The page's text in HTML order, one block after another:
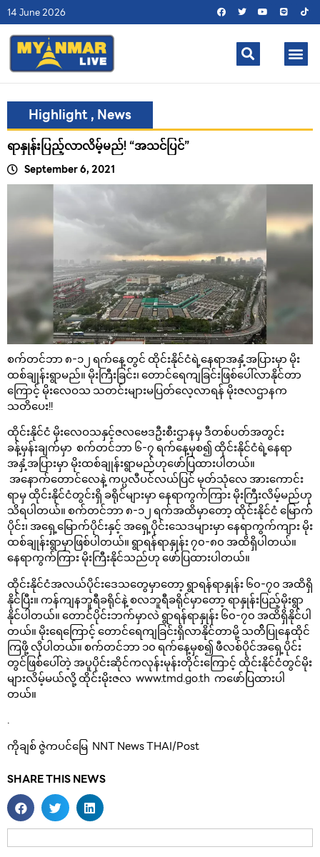
14 June 2026
Highlight, News
ရာနှုန်းပြည့်လာလိမ့်မည်! “အသင်ပြင်”
September 6, 2021
စက်တင်ဘာ ၈-၁၂ ရက်နေ့တွင် ထိုင်းနိုင်ငံရဲ့နေရာအနှံ့အပြားမှာ မိုး
ထစ်ချုန်းရွာမည်။ မိုးကြီးခြင်း၊ တောင်ရေကျခြင်းဖြစ်ပေါ်လာနိုင်တာ
ကြောင့် မိုးလေဝသ သတင်းများမပြတ်လေ့လာရန် မိုးဇလဌာနက
သတိပေး!!
ထိုင်းနိုင်ငံ မိုးလေဝသနှင့်ဇလဗေဒဦးစီးဌာနမှ ဒီတစ်ပတ်အတွင်း
ခန့်မှန်းချက်မှာ စက်တင်ဘာ ၆-၇ ရက်နေ့မှစ၍ ထိုင်းနိုင်ငံရဲ့နေရာ
အနှံ့အပြားမှာ မိုးထစ်ချုန်းရွာမည်ဟုဖော်ပြထားပါတယ်။
အနောက်တောင်လေနဲ့ ကပ္ပလီပင်လယ်ပြင် မုတ်သုံလေ အားကောင်း
ရာမှ ထိုင်းနိုင်ငံတွင်းရှိ ခရိုင်များမှာ နေရာကွက်ကြား မိုးကြီးလိမ့်မည်ဟု
သိရပါတယ်။ စက်တင်ဘာ ၈-၁၂ ရက်အထိမှာတော့ ထိုင်းနိုင်ငံ မြောက်
ပိုင်း၊ အရှေ့မြောက်ပိုင်းနှင့် အရှေ့ပိုင်းသေဒများမှာ နေရာကွက်ကျား မိုး
ထစ်ချုန်းရွာမှာဖြစ်ပါတယ်။ ရွာရန်ရာနှုန်း ၇၀-၈၀ အထိရှိပါတယ်။
နေရာကွက်ကြား မိုးကြီးနိုင်သည်ဟု ဖော်ပြထားပါတယ်။
ထိုင်းနိုင်ငံအလယ်ပိုင်းဒေသတွေမှာတော့ ရွာရန်ရာနှုန်း ၆၀-၇၀ အထိရှိ
နိုင်ပြီး။ ကန်ကျနဘူရီခရိုင်နဲ့ စလဘူရီခရိုင်မှာတော့ ရာနှုန်းပြည့်မိုးရွာ
နိုင်ပါတယ်။ တောင်ပိုင်းဘက်မှာလဲ ရွာရန်ရာနှုန်း ၆၀-၇၀ အထိရှိနိုင်ပါ
တယ်။ မိုးရေကြောင့် တောင်ရေကျခြင်းရှိလာနိုင်တာမို့ သတ်ိပြုနေထိုင်
ကြဖို့ လိုပါတယ်။ စက်တင်ဘာ ၁၀ ရက်နေ့မှစ၍ ဖီလစ်ပိုင်အရှေ့ပိုင်း
တွင်ဖြစ်ပေါ်တဲ့ အပူပိုင်းဆိုင်ကလုန်းမုန်းတိုင်းကြောင့် ထိုင်းနိုင်ငံတွင်မိုး
များလိမ့်မယ်လို့ ထိုင်းမိုးဇလ www.tmd.go.th ကဖော်ပြထားပါ
တယ်။
.
ကိုချစ် ဇွဲကပင်မြေ NNT News THAI/Post
SHARE THIS NEWS